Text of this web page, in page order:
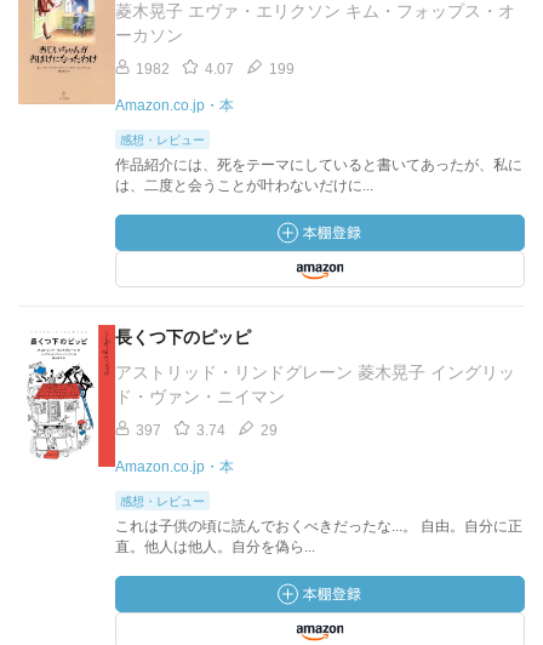
菱木晃子 エヴァ・エリクソン キム・フォップス・オ
ーカソン
1982 4.07 199
Amazon.co.jp・本
感想・レビュー
作品紹介には、死をテーマにしていると書いてあったが、私に
は、二度と会うことが叶わないだけに...
長くつ下のピッピ
アストリッド・リンドグレーン 菱木晃子 イングリッ
ド・ヴァン・ニイマン
397 3.74 29
Amazon.co.jp・本
感想・レビュー
これは子供の頃に読んでおくべきだったな...。 自由。自分に正
直。他人は他人。自分を偽ら...